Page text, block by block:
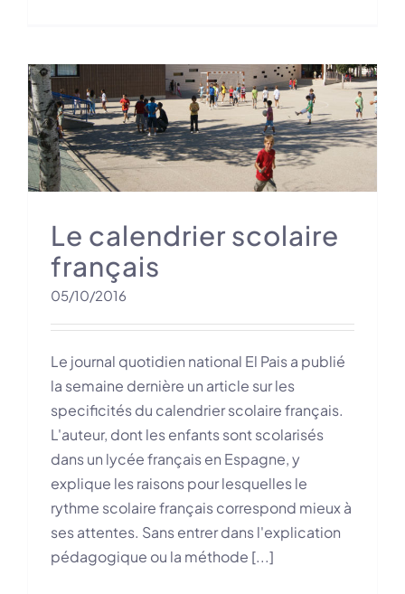
Le calendrier scolaire
français
05/10/2016
Le journal quotidien national El Pais a publié
la semaine dernière un article sur les
specificités du calendrier scolaire français.
L'auteur, dont les enfants sont scolarisés
dans un lycée français en Espagne, y
explique les raisons pour lesquelles le
rythme scolaire français correspond mieux à
ses attentes. Sans entrer dans l'explication
pédagogique ou la méthode [...]